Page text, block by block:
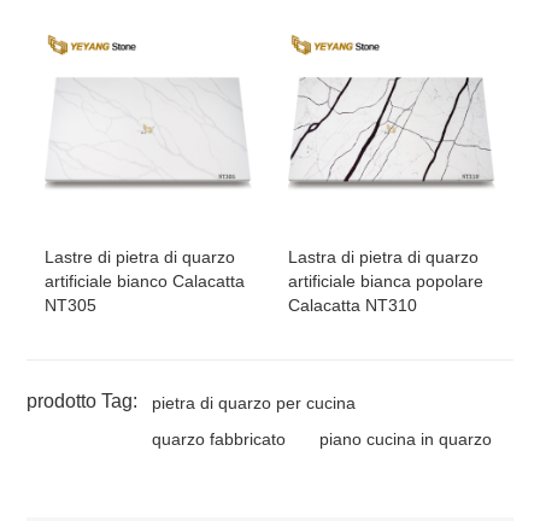
Lastre di pietra di quarzo
artificiale bianco Calacatta
NT305
Lastra di pietra di quarzo
artificiale bianca popolare
Calacatta NT310
prodotto Tag:
pietra di quarzo per cucina
quarzo fabbricato
piano cucina in quarzo